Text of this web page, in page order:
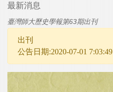
最新消息
臺灣師大歷史學報第63期出刊
出刊
公告日期:2020-07-01 7:03:49